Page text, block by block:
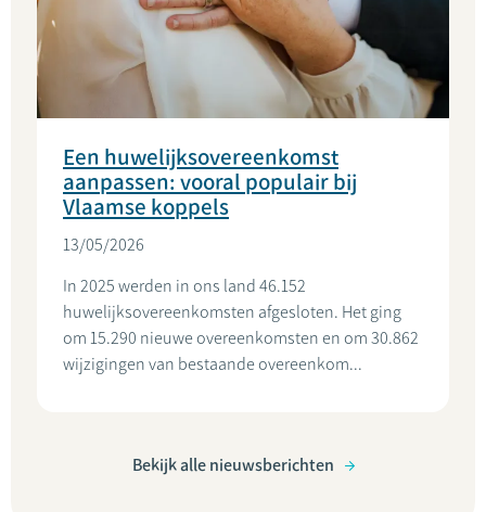
Een huwelijksovereenkomst
aanpassen: vooral populair bij
Vlaamse koppels
13/05/2026
In 2025 werden in ons land 46.152
huwelijksovereenkomsten afgesloten. Het ging
om 15.290 nieuwe overeenkomsten en om 30.862
wijzigingen van bestaande overeenkom...
Bekijk alle nieuwsberichten